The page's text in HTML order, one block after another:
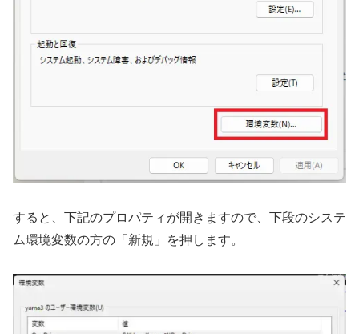
すると、下記のプロパティが開きますので、下段のシステ
ム環境変数の方の「新規」を押します。